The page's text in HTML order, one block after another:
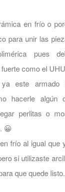
en frío o
para unir las
pues
como el
ya este armado
hacerle algún
perlitas o
😀
frío al igual que
si utilizaste
que quede listo.